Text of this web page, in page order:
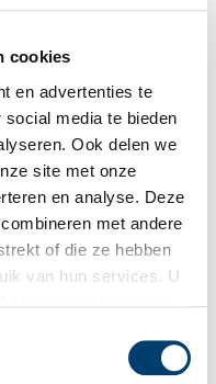
cookies
en advertenties te
media te bieden
Ook delen we
site met onze
en analyse. Deze
met andere
of die ze hebben
van hun services. U
2008. Beeld: Flickr/Ianus.
bereiding van kaas: